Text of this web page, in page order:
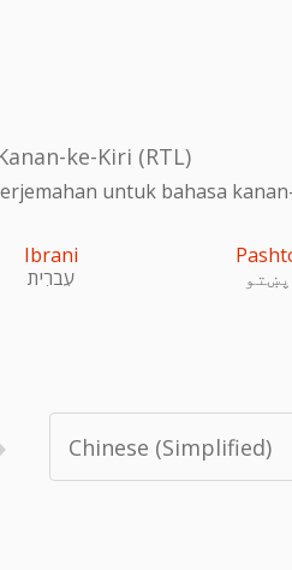
ke-Kiri (RTL)
untuk bahasa
Ibrani
עִברִית
پښتو